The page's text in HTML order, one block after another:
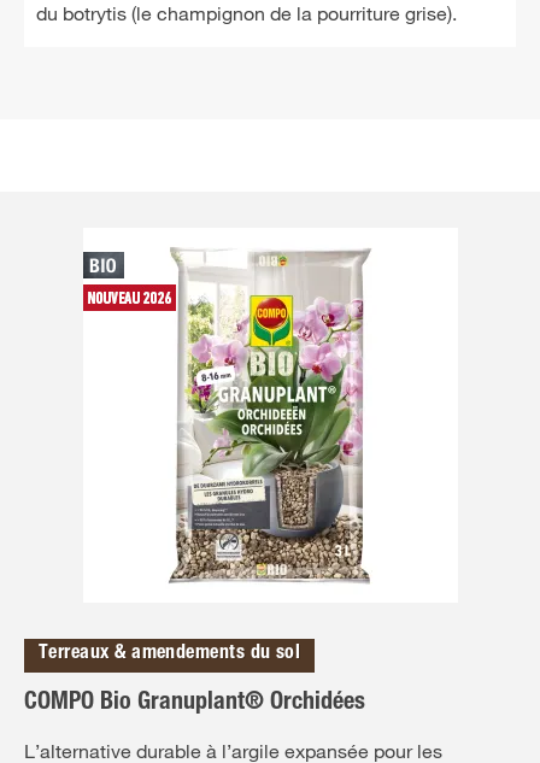
du botrytis (le champignon de la pourriture grise).
Terreaux & amendements du sol
COMPO Bio Granuplant® Orchidées
L’alternative durable à l’argile expansée pour les